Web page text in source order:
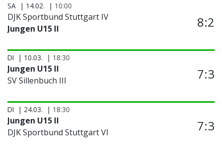
SA 14.02. 10:00
DJK Sportbund Stuttgart IV
Jungen U15 II
8:2
DI 10.03. 18:30
Jungen U15 II
SV Sillenbuch III
7:3
DI 24.03. 18:30
Jungen U15 II
DJK Sportbund Stuttgart VI
7:3